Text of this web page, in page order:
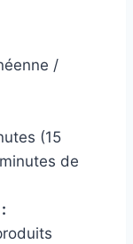
/
(15
de